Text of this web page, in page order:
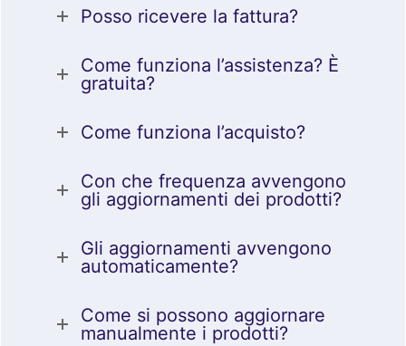
Posso ricevere la fattura?
Come funziona l’assistenza? È
gratuita?
Come funziona l’acquisto?
Con che frequenza avvengono
gli aggiornamenti dei prodotti?
Gli aggiornamenti avvengono
automaticamente?
Come si possono aggiornare
manualmente i prodotti?